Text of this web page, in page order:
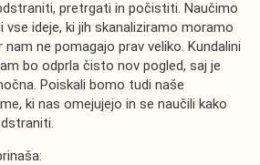
pretrgati in počistiti. Naučimo
vse ideje, ki jih skanaliziramo moramo
ne pomagajo prav veliko. Kundalini
bo odprla čisto nov pogled, saj je
Poiskali bomo tudi naše
ki nas omejujejo in se naučili kako